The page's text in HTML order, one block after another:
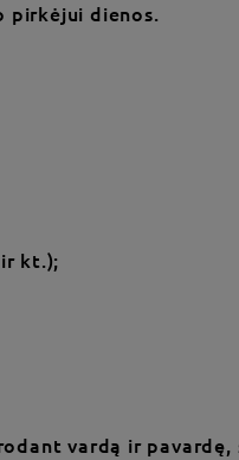
pirkėjui dienos.
kt.);
vardą ir pavardę,